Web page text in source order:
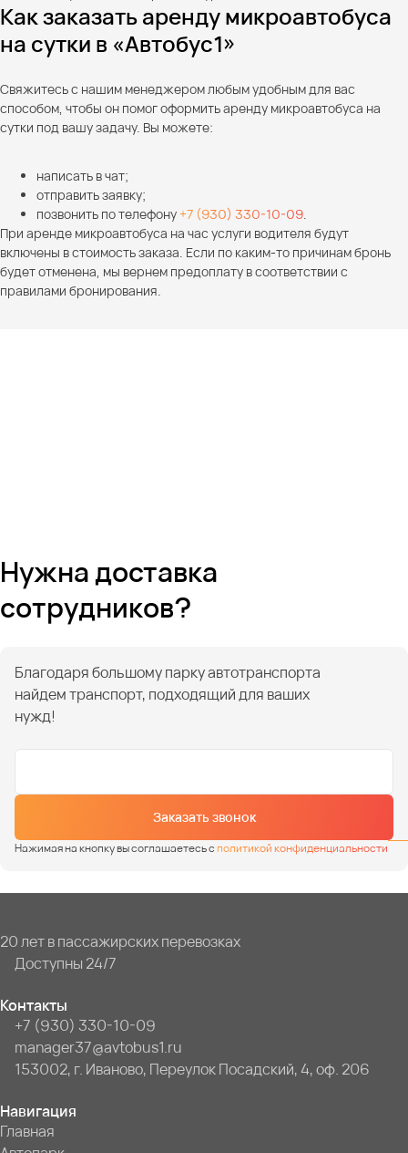
Как заказать аренду микроавтобуса
на сутки в «Автобус1»
Свяжитесь с нашим менеджером любым удобным для вас
способом, чтобы он помог оформить аренду микроавтобуса на
сутки под вашу задачу. Вы можете:
написать в чат;
отправить заявку;
позвонить по телефону+7 (930) 330-10-09
При аренде микроавтобуса на час услуги водителя будут
включены в стоимость заказа. Если по каким-то причинам бронь
будет отменена, мы вернем предоплату в соответствии с
правилами бронирования.
Нужна доставка
сотрудников?
Благодаря большому парку автотранспорта
найдем транспорт, подходящий для ваших
нужд!
Заказать звонок
Нажимая на кнопку вы соглашаетесь сполитикой конфиденциальности
20 лет в пассажирских перевозках
Доступны 24/7
Контакты
+7 (930) 330-10-09
manager37@avtobus1.ru
153002, г. Иваново, Переулок Посадский, 4, оф. 206
Навигация
Главная